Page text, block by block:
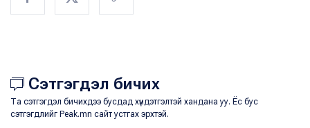
Сэтгэгдэл бичих
Та сэтгэгдэл бичихдээ бусдад хүндэтгэлтэй хандана уу. Ёс бус
сэтгэгдлийг Peak.mn сайт устгах эрхтэй.